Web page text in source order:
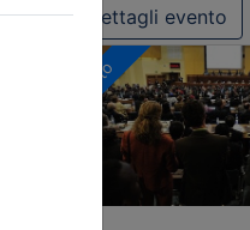
Dettagli evento
Gratuito